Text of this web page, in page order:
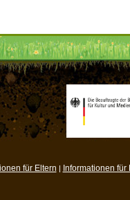
für Eltern | Informationen für